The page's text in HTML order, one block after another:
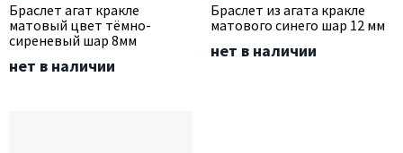
Браслет агат кракле
матовый цвет тёмно-
сиреневый шар 8мм
нет в наличии
Браслет из агата кракле
матового синего шар 12 мм
нет в наличии